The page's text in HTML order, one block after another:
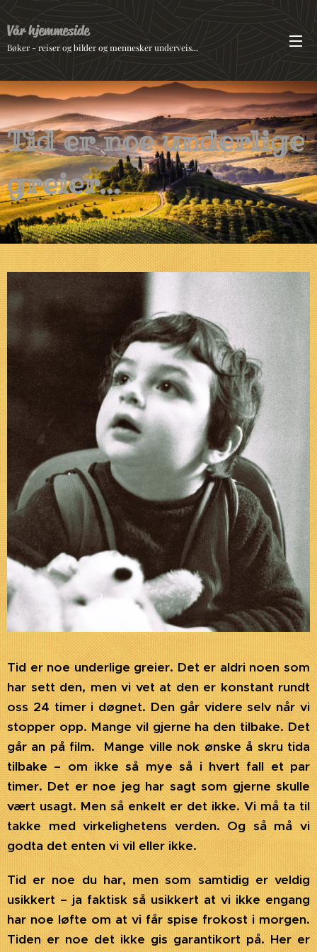
Vår hjemmeside
Bøker - reiser og bilder og mennesker underveis...
Tid er noe underlige
greier...
Tid er noe underlige greier. Det er aldri noen som
har sett den, men vi vet at den er konstant rundt
oss 24 timer i døgnet. Den går videre selv når vi
stopper opp.Mange vil gjerne ha den tilbake. Det
går an på film.Mange ville nok ønske å skru tida
tilbake – om ikke så mye så i hvert fall et par
timer. Det er noe jeg har sagt som gjerne skulle
vært usagt. Men så enkelt er det ikke. Vi må ta til
takke med virkelighetens verden. Og så må vi
godta det enten vi vil eller ikke.
Tid er noe du har, men som samtidig er veldig
usikkert – ja faktisk så usikkert at vi ikke engang
har noe løfte om at vi får spise frokost i morgen.
Tiden er noe det ikke gis garantikort på. Her er